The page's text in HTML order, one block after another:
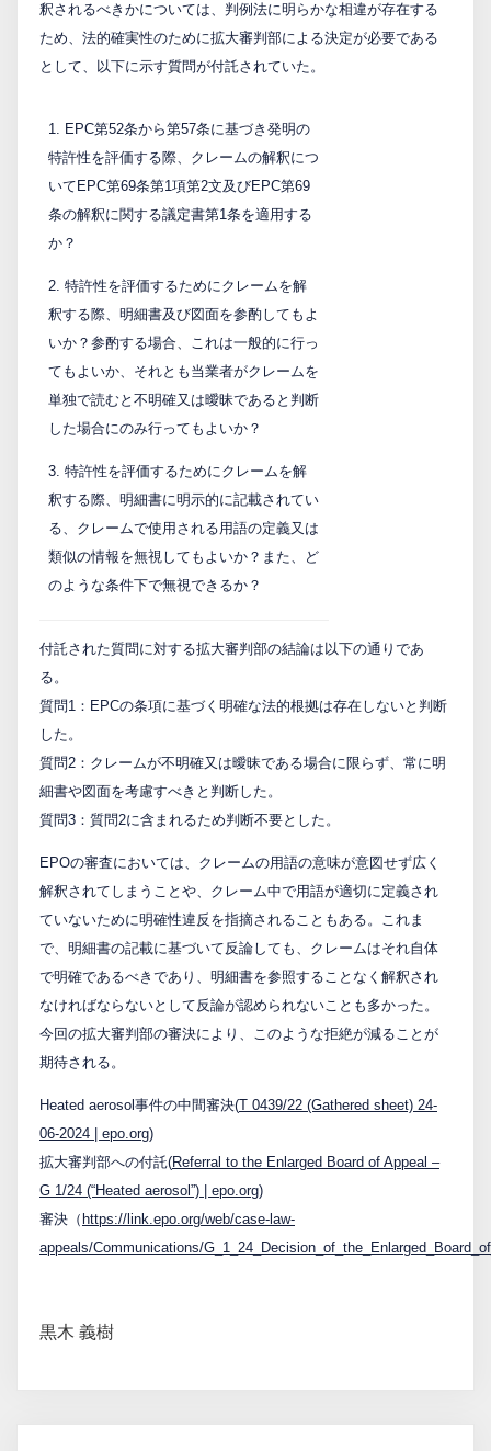
釈されるべきかについては、判例法に明らかな相違が存在する
ため、法的確実性のために拡大審判部による決定が必要である
として、以下に示す質問が付託されていた。
1. EPC第52条から第57条に基づき発明の
特許性を評価する際、クレームの解釈につ
いてEPC第69条第1項第2文及びEPC第69
条の解釈に関する議定書第1条を適用する
か？
2. 特許性を評価するためにクレームを解
釈する際、明細書及び図面を参酌してもよ
いか？参酌する場合、これは一般的に行っ
てもよいか、それとも当業者がクレームを
単独で読むと不明確又は曖昧であると判断
した場合にのみ行ってもよいか？
3. 特許性を評価するためにクレームを解
釈する際、明細書に明示的に記載されてい
る、クレームで使用される用語の定義又は
類似の情報を無視してもよいか？また、ど
のような条件下で無視できるか？
付託された質問に対する拡大審判部の結論は以下の通りであ
る。
質問1：EPCの条項に基づく明確な法的根拠は存在しないと判断
した。
質問2：クレームが不明確又は曖昧である場合に限らず、常に明
細書や図面を考慮すべきと判断した。
質問3：質問2に含まれるため判断不要とした。
EPOの審査においては、クレームの用語の意味が意図せず広く
解釈されてしまうことや、クレーム中で用語が適切に定義され
ていないために明確性違反を指摘されることもある。これま
で、明細書の記載に基づいて反論しても、クレームはそれ自体
で明確であるべきであり、明細書を参照することなく解釈され
なければならないとして反論が認められないことも多かった。
今回の拡大審判部の審決により、このような拒絶が減ることが
期待される。
Heated aerosol事件の中間審決(T 0439/22 (Gathered sheet) 24-
06-2024 | epo.org)
拡大審判部への付託(Referral to the Enlarged Board of Appeal –
G 1/24 (“Heated aerosol”) | epo.org)
審決（ https://link.epo.org/web/case-law-
appeals/Communications/
黒木 義樹